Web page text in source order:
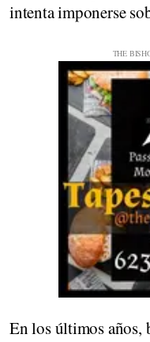
intenta imponerse
En los últimos años,